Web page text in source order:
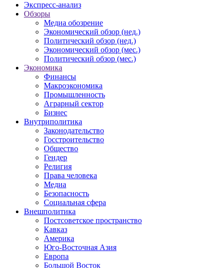
Экспресс-анализ
Обзоры
Медиа обозрение
Экономический обзор (нед.)
Политический обзор (нед.)
Экономический обзор (мес.)
Политический обзор (мес.)
Экономика
Финансы
Макроэкономика
Промышленность
Аграрный сектор
Бизнес
Внутриполитика
Законодательство
Госстроительство
Общество
Гендер
Религия
Права человека
Медиа
Безопасность
Социальная сфера
Внешполитика
Постсоветское пространство
Кавказ
Америка
Юго-Восточная Азия
Европа
Большой Восток